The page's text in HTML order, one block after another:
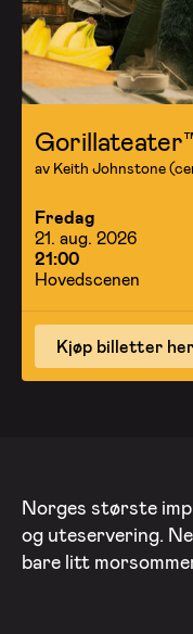
av Keith Johnstone
Fredag
21. aug. 2026
21:00
Hovedscenen
Kjøp billetter
Norges største
og uteservering.
bare litt